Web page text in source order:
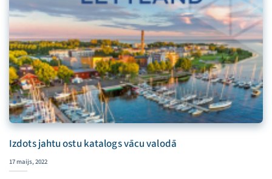
Izdots jahtu ostu katalogs vācu valodā
17 maijs, 2022